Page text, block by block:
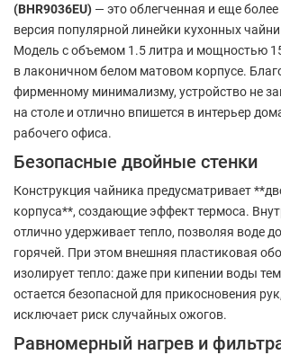
(BHR9036EU) — это облегченная и еще
версия популярной линейки кухонных
Модель с объемом 1.5 литра и мощностью
в лаконичном белом матовом корпусе.
фирменному минимализму, устройство не
на столе и отлично впишется в интерьер
рабочего офиса.
Безопасные двойные стенки
Конструкция чайника предусматривает
корпуса**, создающие эффект термоса.
отлично удерживает тепло, позволяя воде
горячей. При этом внешняя пластиковая
изолирует тепло: даже при кипении воды
остается безопасной для прикосновения
исключает риск случайных ожогов.
Равномерный нагрев и